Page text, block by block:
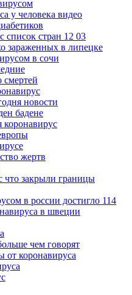
у человека видео
список стран 12 03
зараженных в липецке
в сочи
смертей
новости
бадене
коронавирус
жертв
что закрыли границы
в россии достигло 114
в швеции
чем говорят
от коронавируса